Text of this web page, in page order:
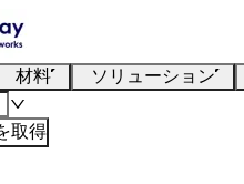
材料 ソリューション
取得